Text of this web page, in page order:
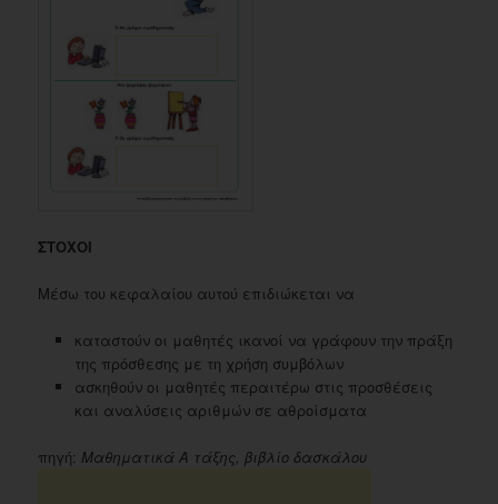
ΣΤΟΧΟΙ
Μέσω του κεφαλαίου αυτού επιδιώκεται να
καταστούν οι μαθητές ικανοί να γράφουν την πράξη
της πρόσθεσης με τη χρήση συμβόλων
ασκηθούν οι μαθητές περαιτέρω στις προσθέσεις
και αναλύσεις αριθμών σε αθροίσματα
πηγή:Μαθηματικά Α τάξης, βιβλίο δασκάλου